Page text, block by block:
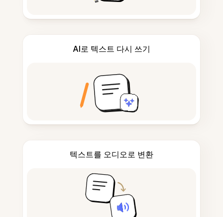
AI로 텍스트 다시 쓰기
텍스트를 오디오로 변환